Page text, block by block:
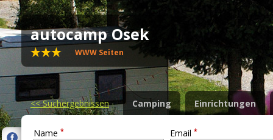
autocamp Osek
WWW Seiten
<<Suchergebnissen Camping Einrichtungen
Name * Email *